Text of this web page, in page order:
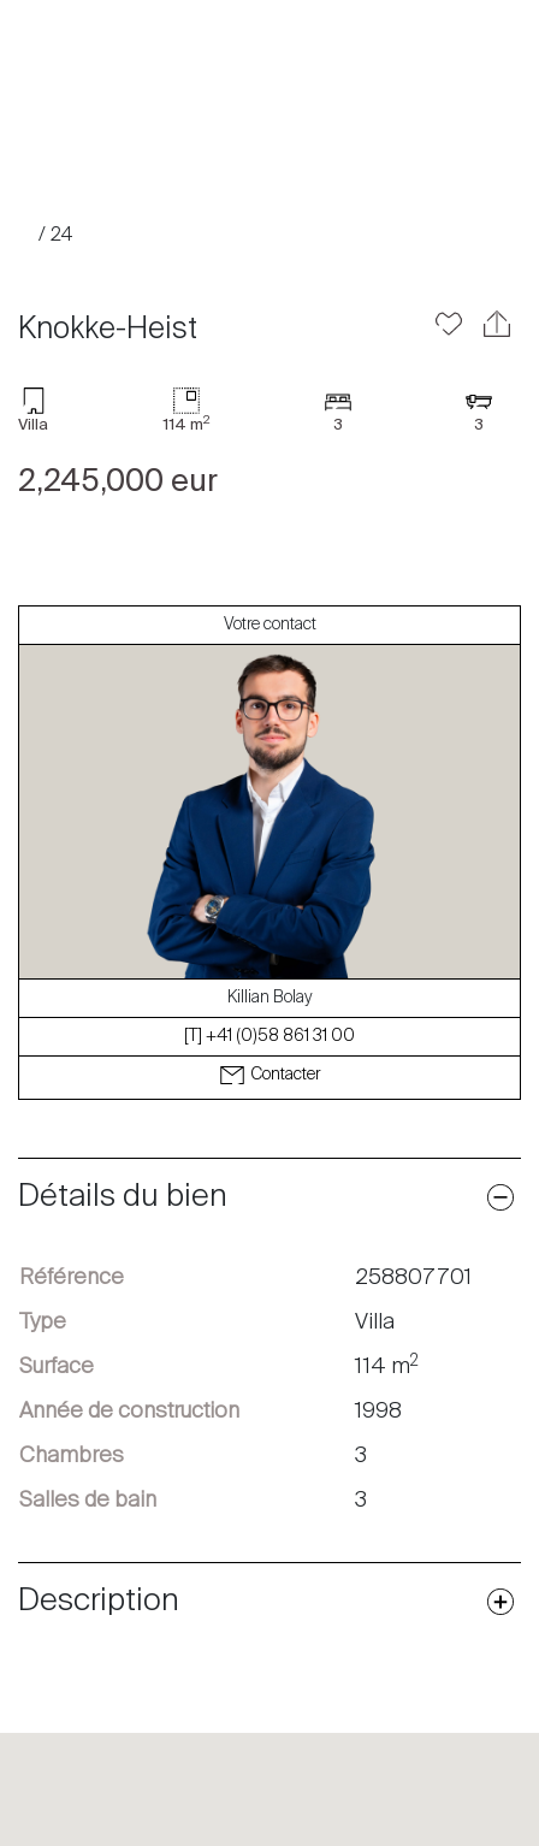
À propos
Nos experts
Contacter
Le blog
en
/ 24
Knokke-Heist
Villa 114 m2 3 3
2,245,000 eur
Détails du bien
Référence 258807701
Type Villa
Surface 114 m2
Année de construction 1998
Chambres 3
Salles de bain 3
Votre contact
Killian Bolay
[T] +41 (0)58 861 31 00
Contacter
Description